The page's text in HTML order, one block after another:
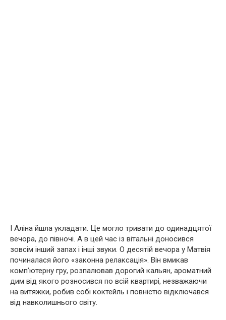
І Аліна йшла укладати. Це могло тривати до одинадцятої
вечора, до півночі. А в цей час із вітальні доносився
зовсім інший запах і інші звуки. О десятій вечора у Матвія
починалася його «законна релаксація». Він вмикав
комп’ютерну гру, розпалював дорогий кальян, ароматний
дим від якого розносився по всій квартирі, незважаючи
на витяжки, робив собі коктейль і повністю відключався
від навколишнього світу.